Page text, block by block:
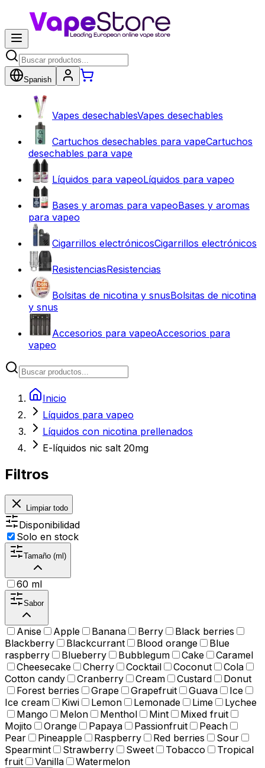
Spanish
Vapes desechablesVapes desechables
Cartuchos desechables para vapeCartuchos
desechables para vape
Líquidos para vapeoLíquidos para vapeo
Bases y aromas para vapeoBases y aromas
para vapeo
Cigarrillos electrónicosCigarrillos electrónicos
ResistenciasResistencias
Bolsitas de nicotina y snusBolsitas de nicotina
y snus
Accesorios para vapeoAccesorios para
vapeo
Inicio
Líquidos para vapeo
Líquidos con nicotina prellenados
E-líquidos nic salt 20mg
Filtros
Limpiar todo
Disponibilidad
Solo en stock
Tamaño (ml)
60 ml
Sabor
Anise Apple Banana Berry
Black berries
Blackberry
Blackcurrant Blood orange
Blue
raspberry
Blueberry Bubblegum Cake
Caramel
Cheesecake
Cherry Cocktail Coconut
Cola
Cotton candy
Cranberry Cream Custard
Donut
Forest berries
Grape Grapefruit Guava
Ice
Ice cream
Kiwi Lemon Lemonade Lime
Lychee
Mango
Melon Menthol Mint
Mixed fruit
Mojito
Orange Papaya Passionfruit
Peach
Pear
Pineapple Raspberry Red berries
Sour
Spearmint
Strawberry Sweet Tobacco
Tropical
fruit
Vanilla Watermelon